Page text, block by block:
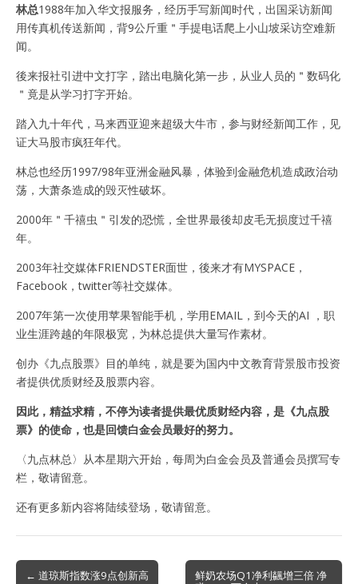
林总1988年加入华文报服务，经历手写新闻时代，出国采访新闻
用传真机传送新闻，背9公斤重＂手提电话爬上小山坡采访空难新
闻。
後来报社引进中文打字，踏出电脑化第一步，从业人员的＂数码化
＂竟是从学习打字开始。
踏入九十年代，马来西亚迎来超级大牛市，参与财经新闻工作，见
证大马股市疯狂年代。
林总也经历1997/98年亚洲金融风暴，体验到金融危机造成政治动
荡，大萧条造成的毁灭性破坏。
2000年＂千禧虫＂引发的恐慌，全世界最後却皮毛无损度过千禧
年。
2003年社交媒体FRIENDSTER面世，後来才有MYSPACE，
Facebook，twitter等社交媒体。
2007年第一次使用苹果智能手机，学用EMAIL，到今天的AI ，职
业生涯跨越的年限极宽，为林总提供大量写作素材。
创办《九点股票》目的单纯，就是要为国内中文教育背景股市投资
者提供优质财经及股票内容。
因此，精益求精，不停为读者提供最优质财经内容，是《九点股
票》的使命，也是回馈白金会员最好的努力。
〈九点林总〉从本星期六开始，每周为白金会员及普通会员撰写专
栏，敬请留意。
还有更多新内容将陆续登场，敬请留意。
Post
← 道琼斯指数涨9点创新高
鲜奶农场Q1净利飊增三倍 净